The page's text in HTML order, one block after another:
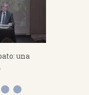
una